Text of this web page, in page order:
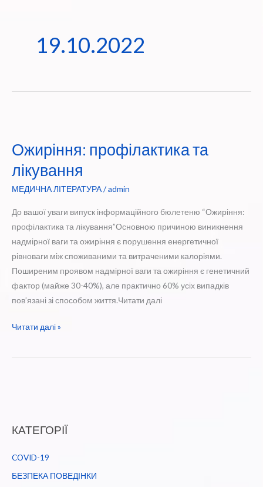
19.10.2022
Ожиріння: профілактика та
лікування
МЕДИЧНА ЛІТЕРАТУРА/admin
До вашої уваги випуск інформаційного бюлетеню “Ожиріння:
профілактика та лікування”Основною причиною виникнення
надмірної ваги та ожиріння є порушення енергетичної
рівноваги між споживаними та витраченими калоріями.
Поширеним проявом надмірної ваги та ожиріння є генетичний
фактор (майже 30-40%), але практично 60% усіх випадків
пов’язані зі способом життя.Читати далі
Ожиріння:
та
Читати далі »
КАТЕГОРІЇ
COVID-19
БЕЗПЕКА ПОВЕДІНКИ